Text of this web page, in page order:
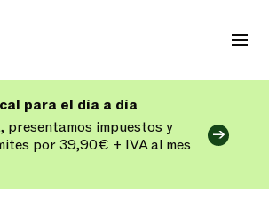
para el día a día
presentamos impuestos y
por 39,90€ + IVA al mes